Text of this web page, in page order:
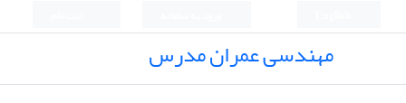
مهندسی عمران مدرس